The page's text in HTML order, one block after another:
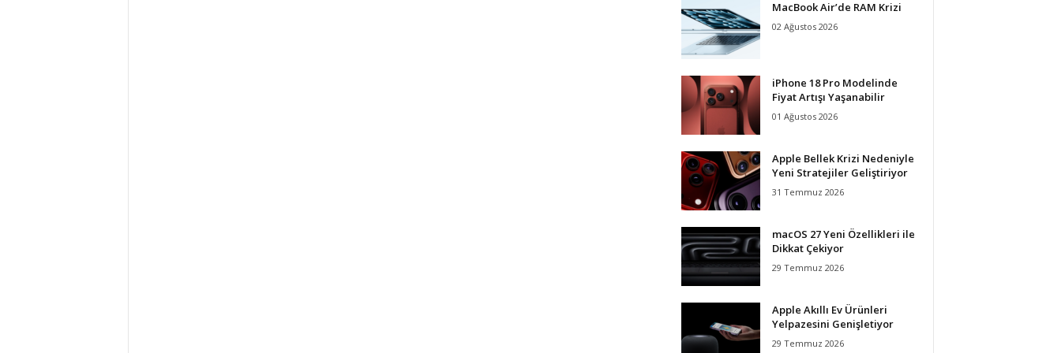
MacBook Air’de RAM Krizi
02 Ağustos 2026
iPhone 18 Pro Modelinde
Fiyat Artışı Yaşanabilir
01 Ağustos 2026
Apple Bellek Krizi Nedeniyle
Yeni Stratejiler Geliştiriyor
31 Temmuz 2026
macOS 27 Yeni Özellikleri ile
Dikkat Çekiyor
29 Temmuz 2026
Apple Akıllı Ev Ürünleri
Yelpazesini Genişletiyor
29 Temmuz 2026